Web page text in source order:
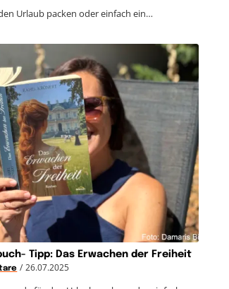
Urlaub packen oder einfach ein…
Tipp: Das Erwachen der Freiheit
/ 26.07.2025